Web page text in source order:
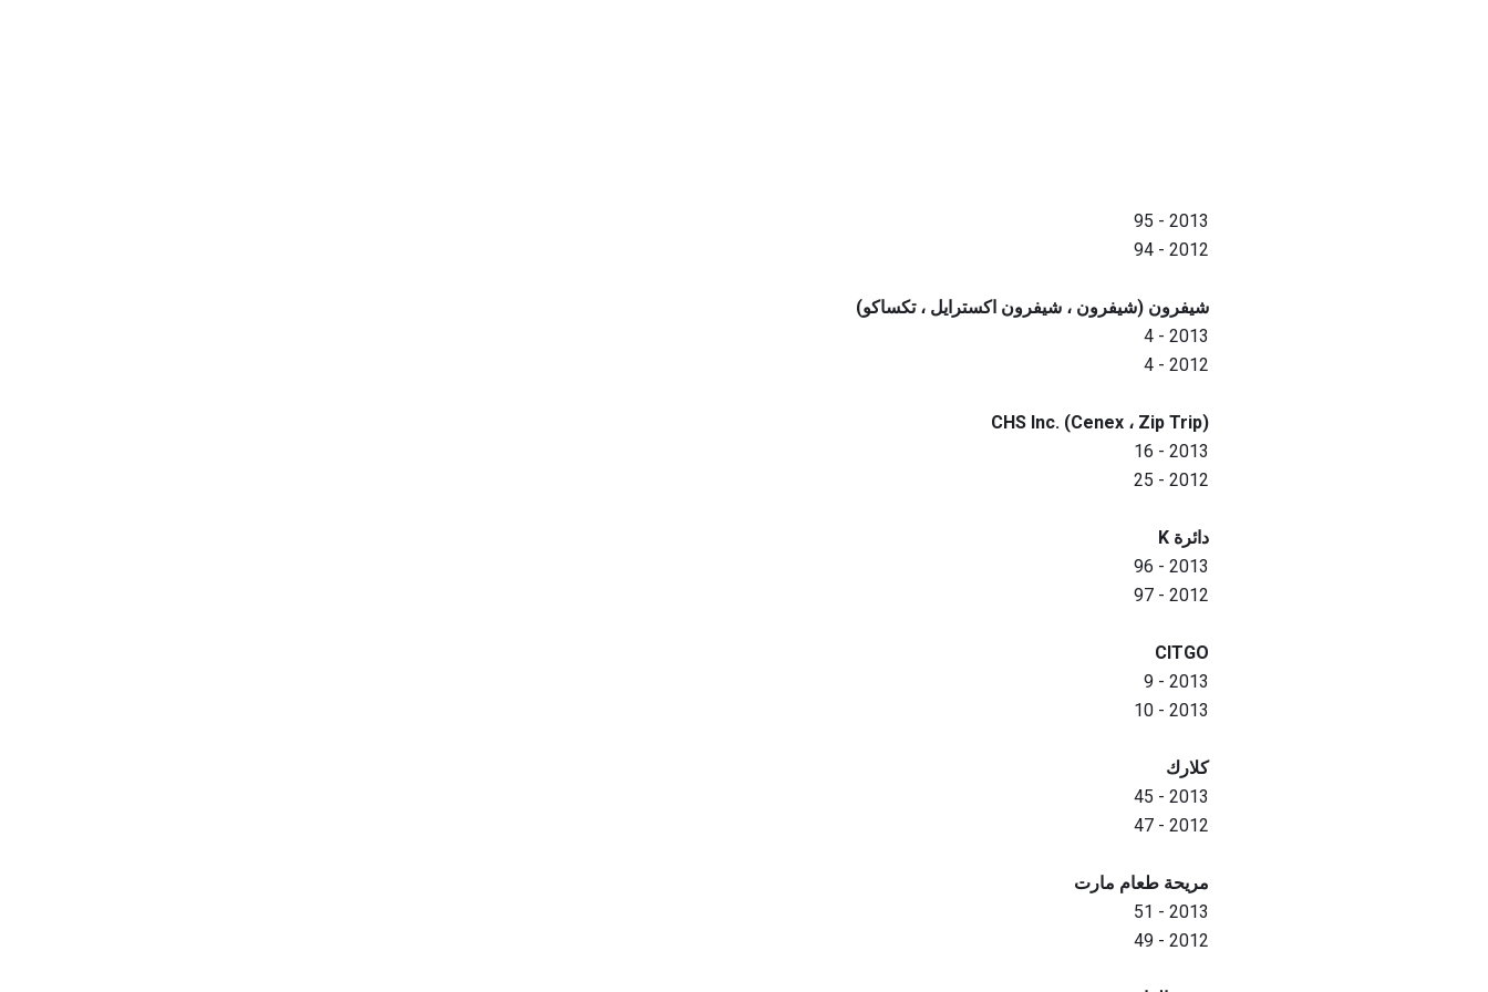
2013 - 95
2012 - 94
شيفرون (شيفرون ، شيفرون اكسترايل ، تكساكو)
2013 - 4
2012 - 4
CHS Inc. (Cenex ، Zip Trip)
2013 - 16
2012 - 25
دائرة K
2013 - 96
2012 - 97
CITGO
2013 - 9
2013 - 10
كلارك
2013 - 45
2012 - 47
مريحة طعام مارت
2013 - 51
2012 - 49